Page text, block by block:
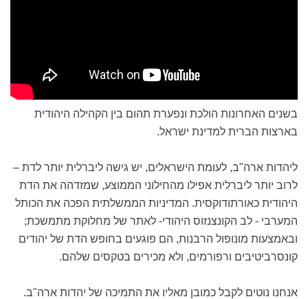
בשנים האחרונות הולכת ונפערת תהום בין הקהילה היהודית
בארצות הברית למדינת ישראל.
ליהדות ארה"ב, לעומת הישראלים, יש גישה ליברלית יותר לדת –
לרוב יותר ליברלית אפילו מהחילוני הממוצע, שמזדהה את הדת
היהודית כאורתודוקסית. המדיניות הממשלתית הפכה את הכותל
המערבי - לב הקונצנזוס היהודי- לאתר של מחלוקת מתמשכת;
ובאמצעות מונופול הרבנות, הם פוגעים בחופש הדת של יהודים
קונסרביטיבים ורפורמים, ולא מכירים בטקסים שלהם.
אנחנו נוטים לקבל כמובן מאליו את התמיכה של יהדות ארה"ב.